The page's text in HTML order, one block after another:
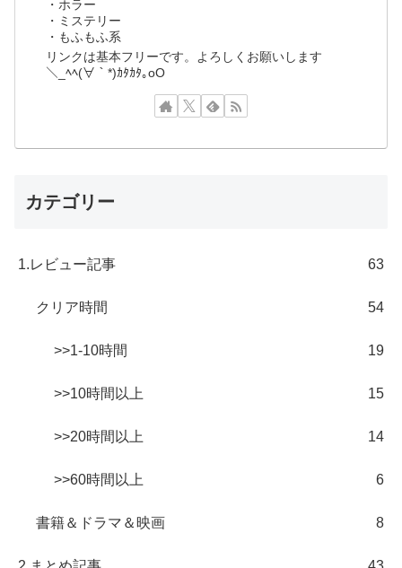
・ホラー
・ミステリー
・もふもふ系
リンクは基本フリーです。よろしくお願いします
＼_ﾍﾍ(∀｀*)ｶﾀｶﾀ｡oO
カテゴリー
1.レビュー記事 63
クリア時間 54
>>1-10時間 19
>>10時間以上 15
>>20時間以上 14
>>60時間以上 6
書籍＆ドラマ＆映画 8